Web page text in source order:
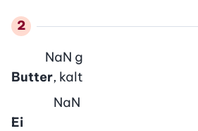
Butter, kalt
NaN g
Ei
NaN